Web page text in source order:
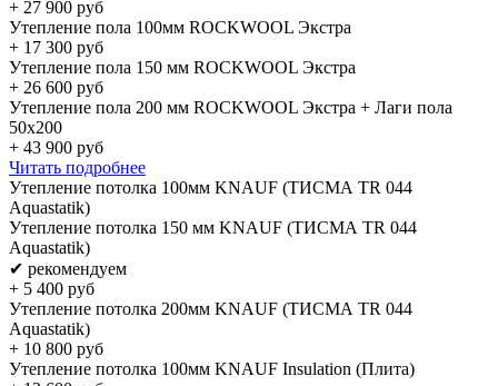
+ 27 900 руб
Утепление пола 100мм ROCKWOOL Экстра
+ 17 300 руб
Утепление пола 150 мм ROCKWOOL Экстра
+ 26 600 руб
Утепление пола 200 мм ROCKWOOL Экстра + Лаги пола
50х200
+ 43 900 руб
Читать подробнее
Утепление потолка 100мм KNAUF (ТИСМА TR 044
Aquastatik)
Утепление потолка 150 мм KNAUF (ТИСМА TR 044
Aquastatik)
✔ рекомендуем
+ 5 400 руб
Утепление потолка 200мм KNAUF (ТИСМА TR 044
Aquastatik)
+ 10 800 руб
Утепление потолка 100мм KNAUF Insulation (Плита)